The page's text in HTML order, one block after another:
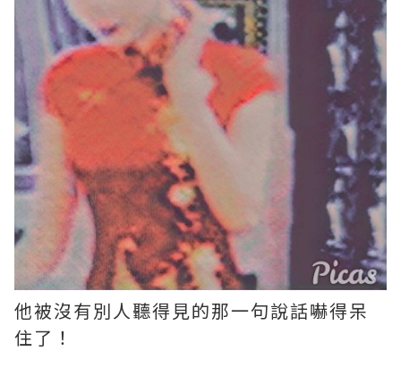
他被沒有別人聽得見的那一句說話嚇得呆
住了！